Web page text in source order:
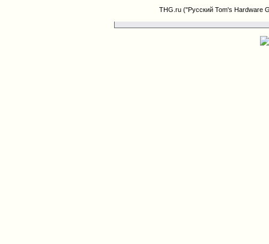
THG.ru ("Русский Tom's Hardware